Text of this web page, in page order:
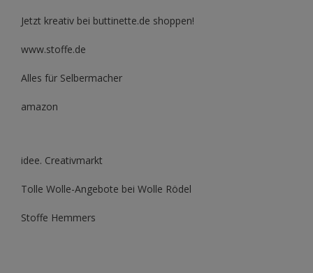
Jetzt kreativ bei buttinette.de shoppen!
www.stoffe.de
Alles für Selbermacher
amazon
idee. Creativmarkt
Tolle Wolle-Angebote bei Wolle Rödel
Stoffe Hemmers